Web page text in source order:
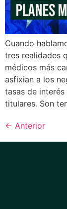
Cuando
tres realidades
médicos más
asfixian a los
tasas de interés
titulares. Son
← Anterior